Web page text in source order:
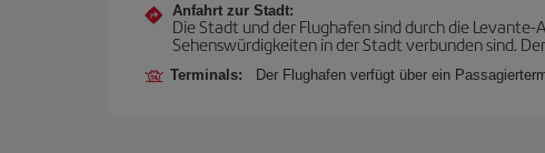
Anfahrt zur Stadt:
Die Stadt und der Flughafen sind durch die
Sehenswürdigkeiten in der Stadt verbunden sind.
Terminals: Der Flughafen verfügt über ein